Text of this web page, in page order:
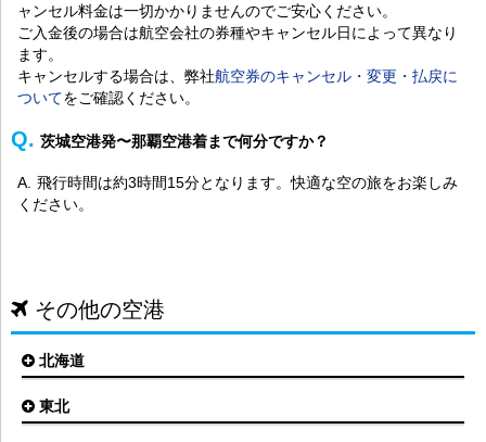
ャンセル料金は一切かかりませんのでご安心ください。
ご入金後の場合は航空会社の券種やキャンセル日によって異なり
ます。
キャンセルする場合は、弊社航空券のキャンセル・変更・払戻に
ついてをご確認ください。
茨城空港発〜那覇空港着まで何分ですか？
飛行時間は約3時間15分となります。快適な空の旅をお楽しみ
ください。
その他の空港
北海道
札幌(新千歳)空港
東北